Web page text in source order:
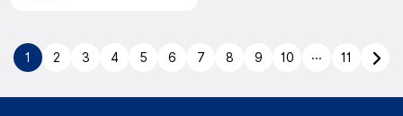
1 2 3 4 5 6 7 8 9 10 ... 11